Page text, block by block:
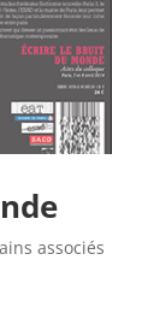
associés